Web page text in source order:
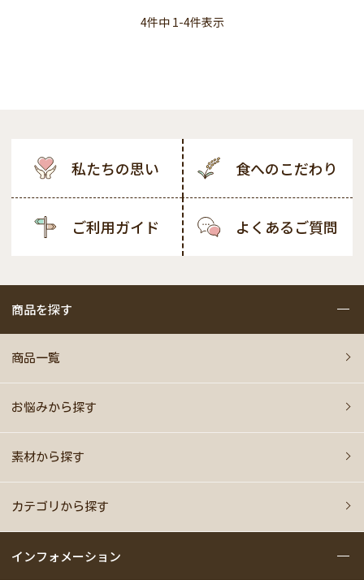
4件中 1-4件表示
私たちの思い 食へのこだわり
ご利用ガイド よくあるご質問
商品を探す
商品一覧
お悩みから探す
素材から探す
カテゴリから探す
インフォメーション